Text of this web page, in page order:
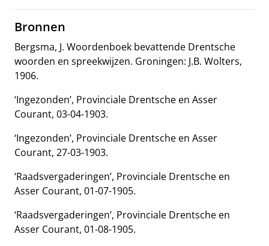
Bronnen
Bergsma, J. Woordenboek bevattende Drentsche
woorden en spreekwijzen. Groningen: J.B. Wolters,
1906.
‘Ingezonden’, Provinciale Drentsche en Asser
Courant, 03-04-1903.
‘Ingezonden’, Provinciale Drentsche en Asser
Courant, 27-03-1903.
‘Raadsvergaderingen’, Provinciale Drentsche en
Asser Courant, 01-07-1905.
‘Raadsvergaderingen’, Provinciale Drentsche en
Asser Courant, 01-08-1905.